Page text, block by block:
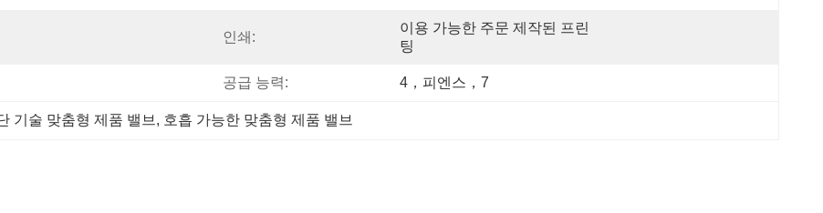
인쇄:
이용 가능한 주문 제작된 프린
팅
공급 능력: 4，피엔스，7
기술 맞춤형 제품 밸브 , 호흡 가능한 맞춤형 제품 밸브